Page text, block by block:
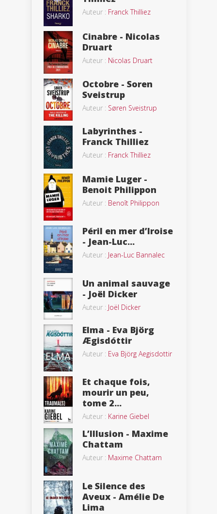
Auteur : Franck Thilliez
Cinabre - Nicolas
Druart
Auteur : Nicolas Druart
Octobre - Soren
Sveistrup
Auteur : Søren Sveistrup
Labyrinthes -
Franck Thilliez
Auteur : Franck Thilliez
Mamie Luger -
Benoit Philippon
Auteur : Benoît Philippon
Péril en mer d’Iroise
- Jean-Luc...
Auteur : Jean-Luc Bannalec
Un animal sauvage
- Joël Dicker
Auteur : Joël Dicker
Elma - Eva Björg
Ægisdóttir
Auteur : Eva Björg Aegisdottir
Et chaque fois,
mourir un peu,
tome 2...
Auteur : Karine Giebel
L’Illusion - Maxime
Chattam
Auteur : Maxime Chattam
Le Silence des
Aveux - Amélie De
Lima